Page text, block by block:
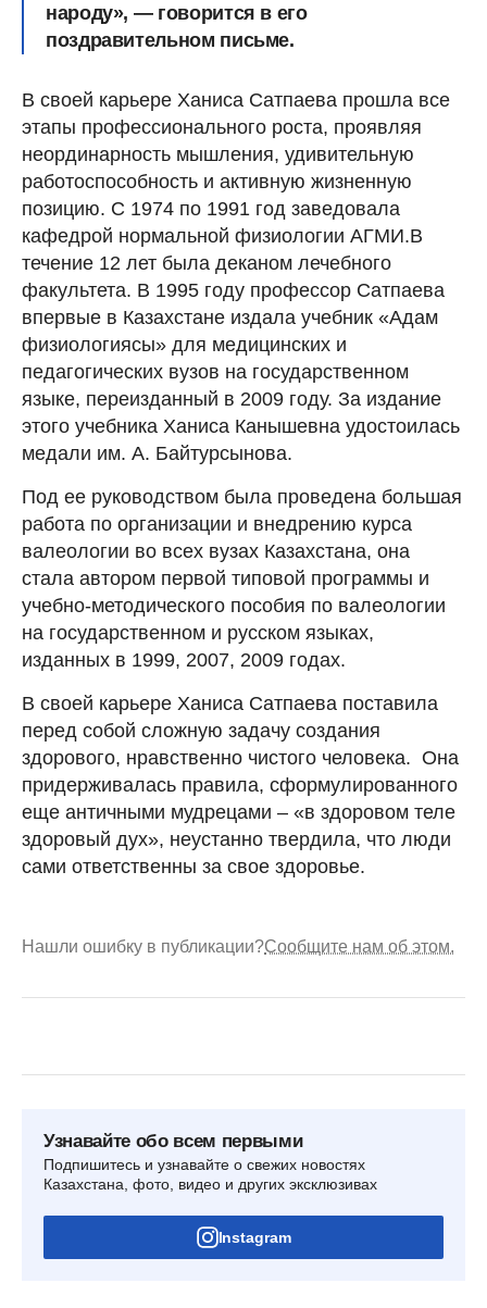
народу», — говорится в его
поздравительном письме.
В своей карьере Ханиса Сатпаева прошла все
этапы профессионального роста, проявляя
неординарность мышления, удивительную
работоспособность и активную жизненную
позицию. С 1974 по 1991 год заведовала
кафедрой нормальной физиологии АГМИ.В
течение 12 лет была деканом лечебного
факультета. В 1995 году профессор Сатпаева
впервые в Казахстане издала учебник «Адам
физиологиясы» для медицинских и
педагогических вузов на государственном
языке, переизданный в 2009 году. За издание
этого учебника Ханиса Канышевна удостоилась
медали им. А. Байтурсынова.
Под ее руководством была проведена большая
работа по организации и внедрению курса
валеологии во всех вузах Казахстана, она
стала автором первой типовой программы и
учебно-методического пособия по валеологии
на государственном и русском языках,
изданных в 1999, 2007, 2009 годах.
В своей карьере Ханиса Сатпаева поставила
перед собой сложную задачу создания
здорового, нравственно чистого человека. Она
придерживалась правила, сформулированного
еще античными мудрецами – «в здоровом теле
здоровый дух», неустанно твердила, что люди
сами ответственны за свое здоровье.
Нашли ошибку в публикации?Сообщите нам об этом.
Узнавайте обо всем первыми
Подпишитесь и узнавайте о свежих новостях
Казахстана, фото, видео и других эксклюзивах
Instagram